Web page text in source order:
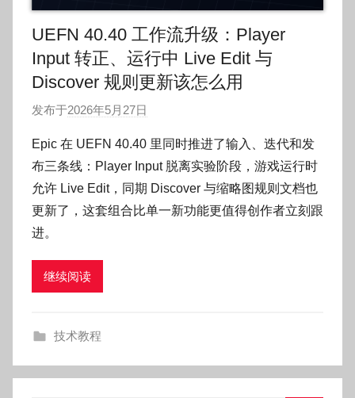
UEFN 40.40 工作流升级：Player
Input 转正、运行中 Live Edit 与
Discover 规则更新该怎么用
发布于2026年5月27日
:
O
k
g
Epic 在 UEFN 40.40 里同时推进了输入、迭代和发
布三条线：Player Input 脱离实验阶段，游戏运行时
允许 Live Edit，同期 Discover 与缩略图规则文档也
更新了，这套组合比单一新功能更值得创作者立刻跟
进。
继续阅读
技术教程